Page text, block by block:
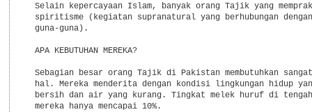
Selain kepercayaan Islam, banyak orang Tajik yang
spiritisme (kegiatan supranatural yang berhubungan
  guna-guna).
  APA KEBUTUHAN MEREKA?
Sebagian besar orang Tajik di Pakistan membutuhkan
hal. Mereka menderita dengan kondisi lingkungan hidup
bersih dan air yang kurang. Tingkat melek huruf di
  mereka hanya mencapai 10%.